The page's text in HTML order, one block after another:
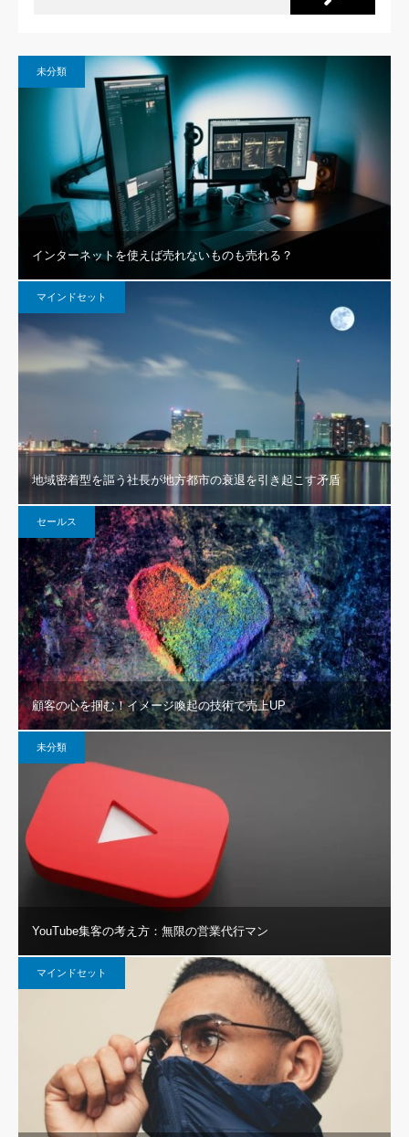
未分類
インターネットを使えば売れないものも売れる？
マインドセット
地域密着型を謳う社長が地方都市の衰退を引き起こす矛盾
セールス
顧客の心を掴む！イメージ喚起の技術で売上UP
未分類
YouTube集客の考え方：無限の営業代行マン
マインドセット